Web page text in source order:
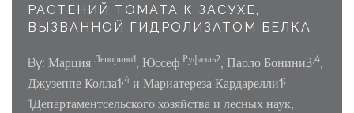
РАСТЕНИЙ ТОМАТА К ЗАСУХЕ,
ВЫЗВАННОЙ ГИДРОЛИЗАТОМ БЕЛКА
By: Марция Лепорино1, Юссеф Руфаэль2, Паоло Бонини3,4,
Джузеппе Колла1,4 и Мариатереза Кардарелли1;
1Департаментсельского хозяйства и лесных наук,